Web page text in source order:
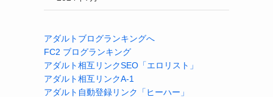
アダルトブログランキングへ
FC2 ブログランキング
アダルト相互リンクSEO「エロリスト」
アダルト相互リンクA-1
アダルト自動登録リンク「ヒーハー」